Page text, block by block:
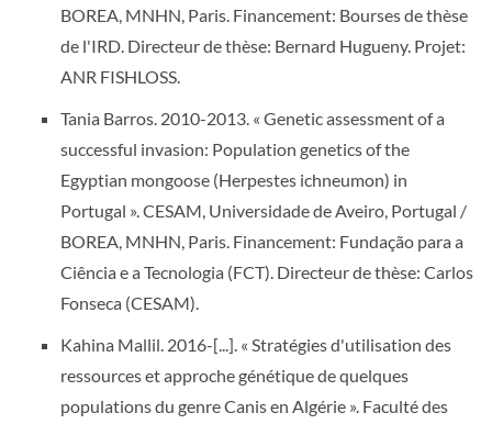
BOREA, MNHN, Paris. Financement: Bourses de thèse
de l'IRD. Directeur de thèse: Bernard Hugueny. Projet:
ANR FISHLOSS.
Tania Barros. 2010-2013. « Genetic assessment of a
successful invasion: Population genetics of the
Egyptian mongoose (Herpestes ichneumon) in
Portugal ». CESAM, Universidade de Aveiro, Portugal /
BOREA, MNHN, Paris. Financement: Fundação para a
Ciência e a Tecnologia (FCT). Directeur de thèse: Carlos
Fonseca (CESAM).
Kahina Mallil. 2016-[...]. « Stratégies d'utilisation des
ressources et approche génétique de quelques
populations du genre Canis en Algérie ». Faculté des